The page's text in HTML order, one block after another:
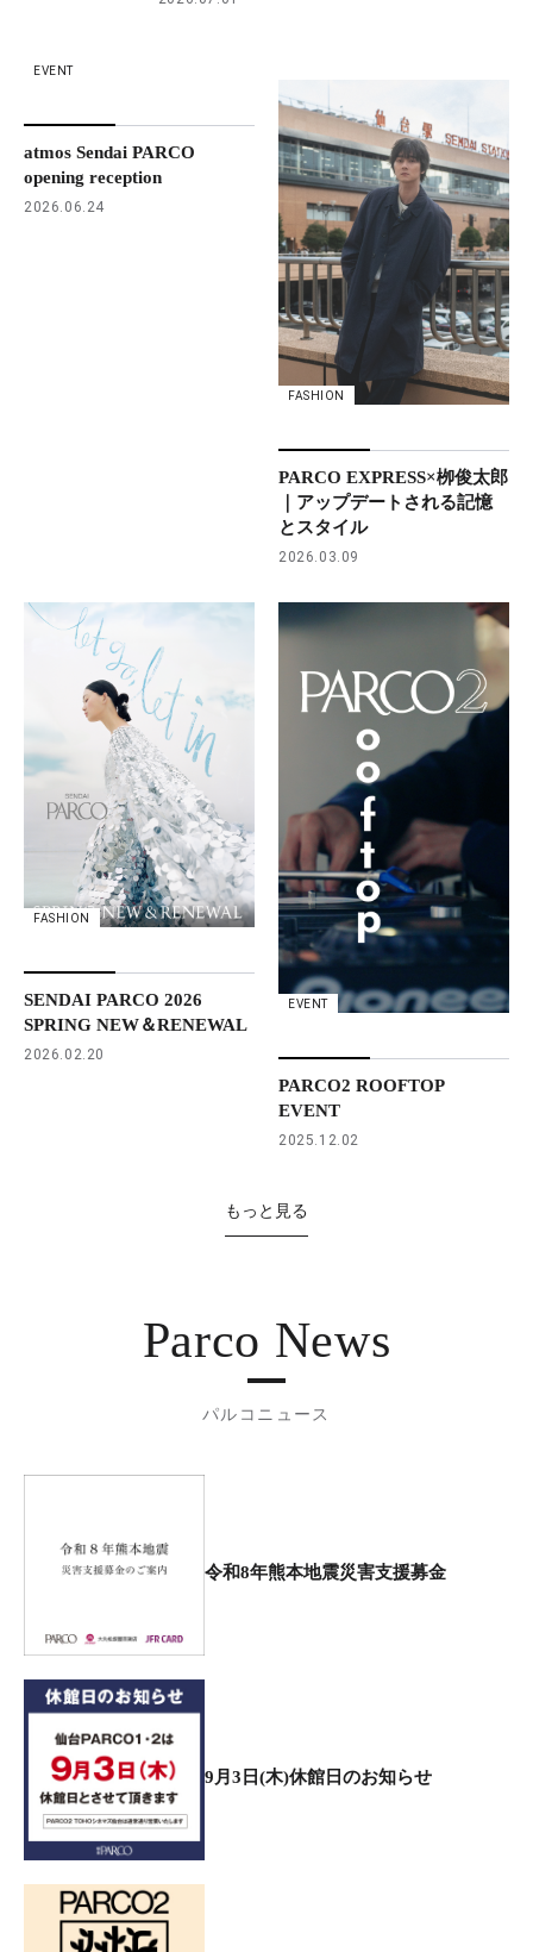
EVENT
atmos Sendai PARCO
opening reception
2026.06.24
FASHION
PARCO EXPRESS×栁俊太郎
｜アップデートされる記憶
とスタイル
2026.03.09
FASHION
SENDAI PARCO 2026
SPRING NEW＆RENEWAL
2026.02.20
EVENT
PARCO2 ROOFTOP
EVENT
2025.12.02
もっと見る
Parco News
パルコニュース
令和8年熊本地震災害支援募金
9月3日(木)休館日のお知らせ